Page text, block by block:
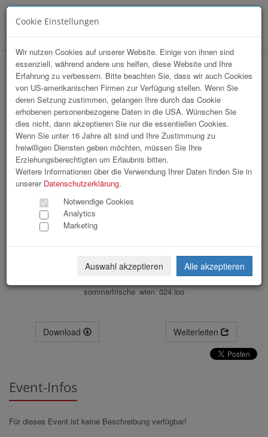
Sommerfrische Wien
sommerfrische_wien_024.jpg
Download Weiterleiten
Event-Infos
Für dieses Event ist keine Beschreibung verfügbar!
Cookie Einstellungen
Wir nutzen Cookies auf unserer Website. Einige von ihnen sind
essenziell, während andere uns helfen, diese Website und Ihre
Erfahrung zu verbessern. Bitte beachten Sie, dass wir auch Cookies
von US-amerikanischen Firmen zur Verfügung stellen. Wenn Sie
deren Setzung zustimmen, gelangen Ihre durch das Cookie
erhobenen personenbezogene Daten in die USA. Wünschen Sie
dies nicht, dann akzeptieren Sie nur die essentiellen Cookies.
Wenn Sie unter 16 Jahre alt sind und Ihre Zustimmung zu
freiwilligen Diensten geben möchten, müssen Sie Ihre
Erziehungsberechtigten um Erlaubnis bitten.
Weitere Informationen über die Verwendung Ihrer Daten finden Sie in
unserer Datenschutzerklärung.
Notwendige Cookies
Analytics
Marketing
Auswahl akzeptieren Alle akzeptieren